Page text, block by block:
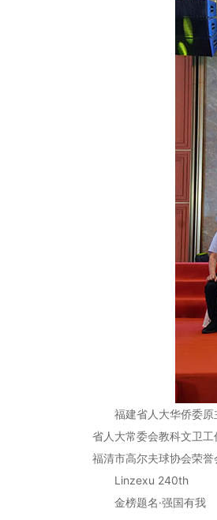
福建省人大华侨委
省人大常委会教科文卫
福清市高尔夫球协会荣誉
Linzexu 240th
金榜题名·强国有我